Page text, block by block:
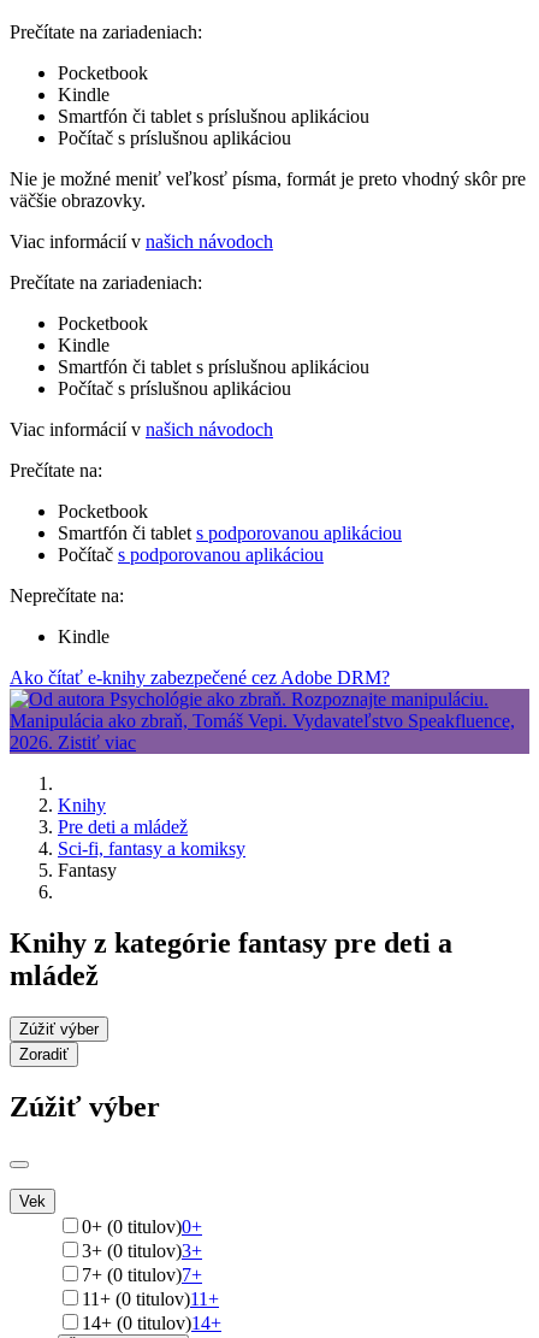
Prečítate na zariadeniach:
Pocketbook
Kindle
Smartfón či tablet s príslušnou aplikáciou
Počítač s príslušnou aplikáciou
Nie je možné meniť veľkosť písma, formát je preto vhodný skôr pre
väčšie obrazovky.
Viac informácií v našich návodoch
Prečítate na zariadeniach:
Pocketbook
Kindle
Smartfón či tablet s príslušnou aplikáciou
Počítač s príslušnou aplikáciou
Viac informácií v našich návodoch
Prečítate na:
Pocketbook
Smartfón či tablet s podporovanou aplikáciou
Počítač s podporovanou aplikáciou
Neprečítate na:
Kindle
Ako čítať e-knihy zabezpečené cez Adobe DRM?
Knihy
Pre deti a mládež
Sci-fi, fantasy a komiksy
Fantasy
Knihy z kategórie fantasy pre deti a
mládež
Zúžiť výber
Zoradiť
Zúžiť výber
Vek
0+ (0 titulov)0+
3+ (0 titulov)3+
7+ (0 titulov)7+
11+ (0 titulov)11+
14+ (0 titulov)14+